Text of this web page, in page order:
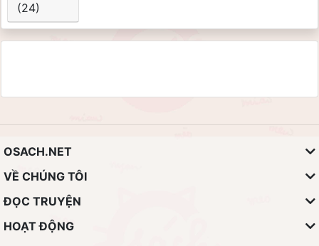
(24)
OSACH.NET
VỀ CHÚNG TÔI
ĐỌC TRUYỆN
HOẠT ĐỘNG